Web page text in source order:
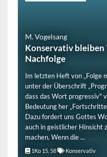
M. Vogelsang
Konservativ bleiben
Nachfolge
Im letzten Heft von „Folge
unter der Überschrift
dass das Wort progressiv"
Bedeutung her
Dazu fordert uns Gottes
auch in geistlicher Hinsicht
machen. Wenn die ...
1Ko 15, 58 Konservativ